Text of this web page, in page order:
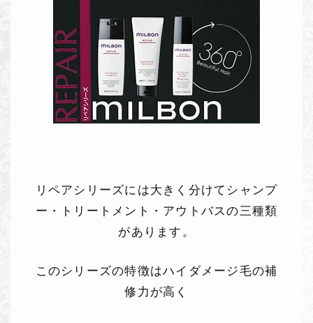
リペアシリーズには大きく分けてシャンプ
ー・トリートメント・アウトバスの三種類
があります。
このシリーズの特徴はハイダメージ毛の補
修力が高く